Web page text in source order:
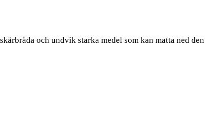
och undvik starka medel som kan matta ned den